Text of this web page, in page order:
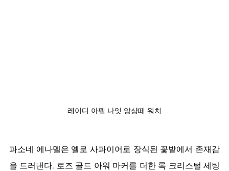
레이디 아펠 나잇 앙샹떼 워치
파소네 에나멜은 옐로 사파이어로 장식된 꽃밭에서 존재감
을 드러낸다. 로즈 골드 아워 마커를 더한 록 크리스털 세팅